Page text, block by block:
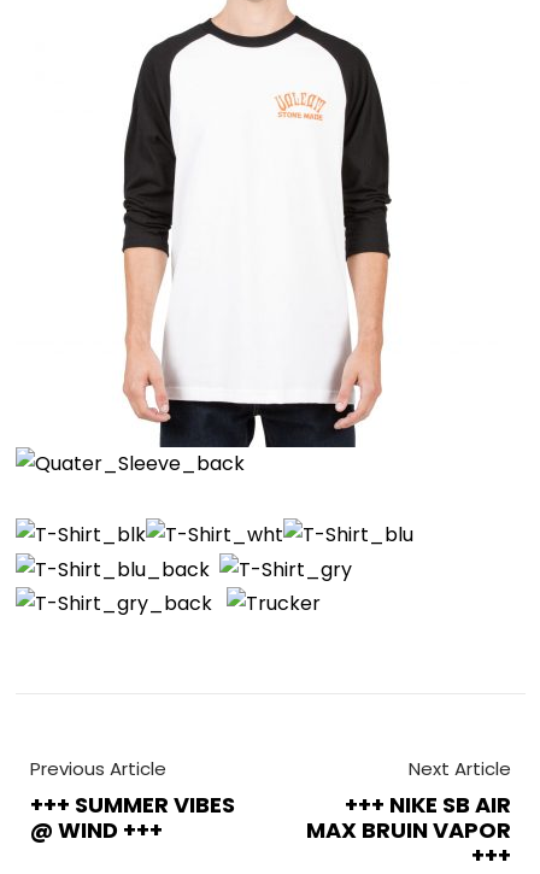
Previous Article
+++ SUMMER VIBES
@ WIND +++
Next Article
+++ NIKE SB AIR
MAX BRUIN VAPOR
+++